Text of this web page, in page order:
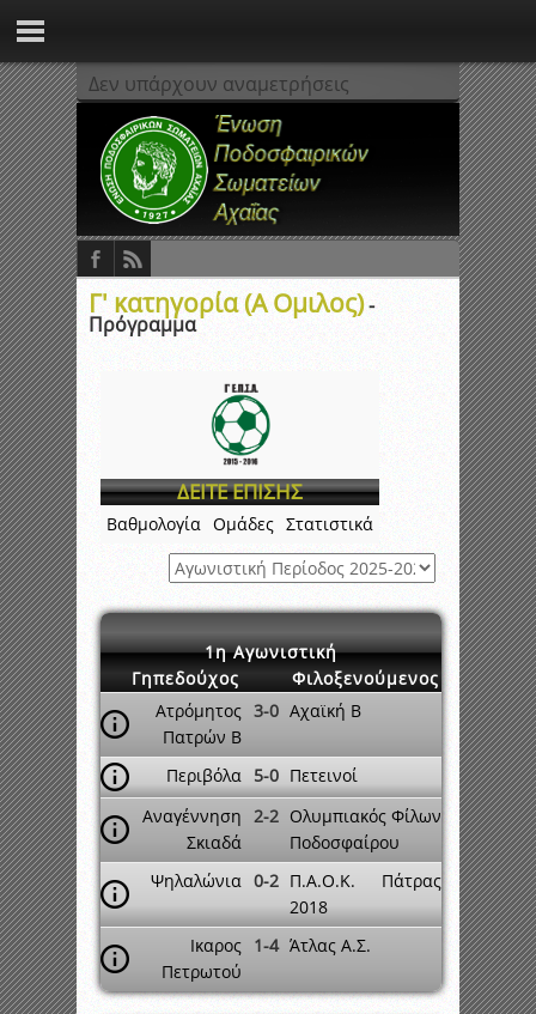
Δεν υπάρχουν αναμετρήσεις
Γ' κατηγορία (Α Ομιλος)-
Πρόγραμμα
ΔΕΙΤΕ ΕΠΙΣΗΣ
Βαθμολογία Ομάδες Στατιστικά
1η Αγωνιστική
Γηπεδούχος
Φιλοξενούμενος
Ατρόμητος
Πατρών Β
3-0 Αχαϊκή Β
Περιβόλα 5-0 Πετεινοί
Αναγέννηση
Σκιαδά
2-2 Ολυμπιακός Φίλων
Ποδοσφαίρου
Ψηλαλώνια 0-2 Π.Α.Ο.Κ. Πάτρας
2018
Ικαρος
Πετρωτού
1-4 Άτλας Α.Σ.